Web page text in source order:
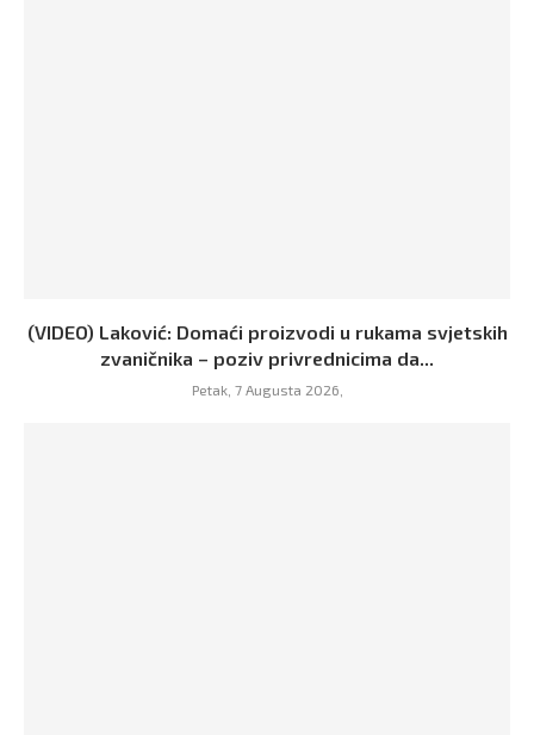
(VIDEO) Laković: Domaći proizvodi u rukama svjetskih
zvaničnika – poziv privrednicima da...
Petak, 7 Augusta 2026,